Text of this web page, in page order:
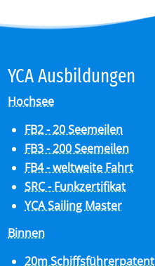
YCA Aus­bil­dun­gen
Hochsee
FB2 - 20 Seemeilen
FB3 - 200 Seemeilen
FB4 - weltweite Fahrt
SRC - Funkzertifikat
YCA Sailing Master
Binnen
20m Schiffsführerpatent